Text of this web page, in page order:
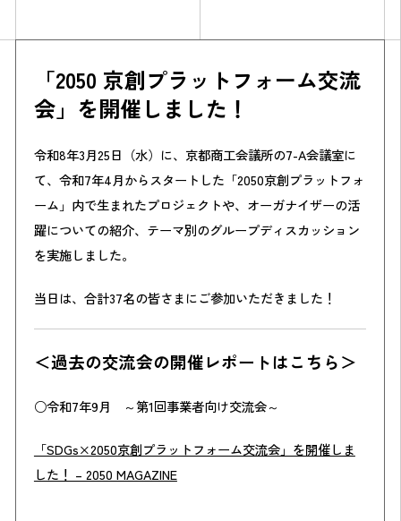
Action list
アクションリスト
「2050 京創プラットフォーム交流
会」を開催しました！
令和8年3月25日（水）に、京都商工会議所の7-A会議室に
て、令和7年4月からスタートした「2050京創プラットフォ
ーム」内で生まれたプロジェクトや、オーガナイザーの活
躍についての紹介、テーマ別のグループディスカッション
を実施しました。
当日は、合計37名の皆さまにご参加いただきました！
＜過去の交流会の開催レポートはこちら＞
○令和7年9月 ～第1回事業者向け交流会～
「SDGs×2050京創プラットフォーム交流会」を開催しま
した！ – 2050 MAGAZINE